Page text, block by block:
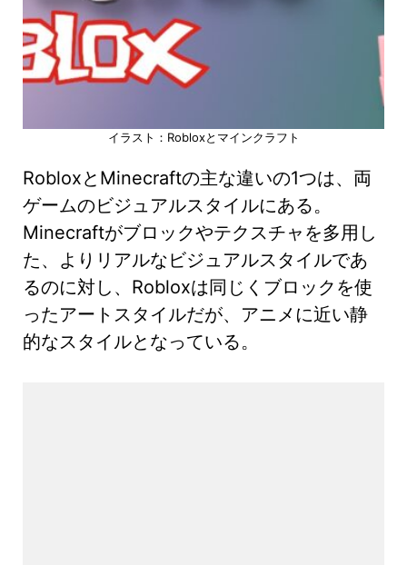
イラスト：Robloxとマインクラフト
RobloxとMinecraftの主な違いの1つは、両
ゲームのビジュアルスタイルにある。
Minecraftがブロックやテクスチャを多用し
た、よりリアルなビジュアルスタイルであ
るのに対し、Robloxは同じくブロックを使
ったアートスタイルだが、アニメに近い静
的なスタイルとなっている。